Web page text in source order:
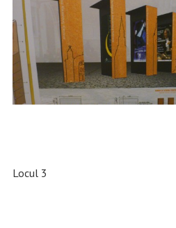
Locul 3